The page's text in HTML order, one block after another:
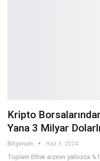
Kripto
Yana 3 Milyar
Bityorum Haz 3, 2024
Toplam Ether arzının yalnızca